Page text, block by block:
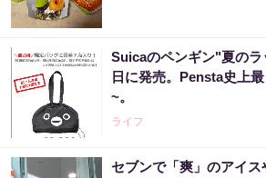
Suicaのペンギン"夏の
日に発売。Pensta史上
~。
ライフ
セブンで「爽」のアイ